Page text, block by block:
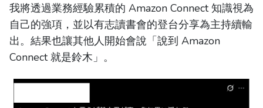
我將透過業務經驗累積的 Amazon Connect 知識視為
自己的強項，並以有志讀書會的登台分享為主持續輸
出。結果也讓其他人開始會說「說到 Amazon
Connect 就是鈴木」。